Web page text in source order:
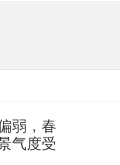
弱，春
气度受